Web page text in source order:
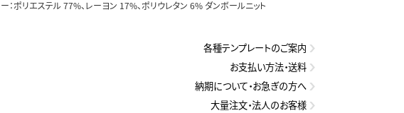
ー：ポリエステル 77%、レーヨン 17%、ポリウレタン 6% ダンボールニット
各種テンプレートのご案内
お支払い方法・送料
納期について・お急ぎの方へ
大量注文・法人のお客様